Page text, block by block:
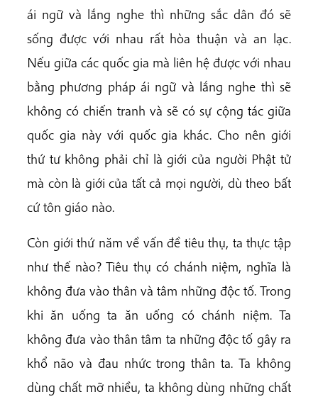
ái ngữ và lắng nghe thì những sắc dân đó sẽ
sống được với nhau rất hòa thuận và an lạc.
Nếu giữa các quốc gia mà liên hệ được với nhau
bằng phương pháp ái ngữ và lắng nghe thì sẽ
không có chiến tranh và sẽ có sự cộng tác giữa
quốc gia này với quốc gia khác. Cho nên giới
thứ tư không phải chỉ là giới của người Phật tử
mà còn là giới của tất cả mọi người, dù theo bất
cứ tôn giáo nào.
Còn giới thứ năm về vấn đề tiêu thụ, ta thực tập
như thế nào? Tiêu thụ có chánh niệm, nghĩa là
không đưa vào thân và tâm những độc tố. Trong
khi ăn uống ta ăn uống có chánh niệm. Ta
không đưa vào thân tâm ta những độc tố gây ra
khổ não và đau nhức trong thân ta. Ta không
dùng chất mỡ nhiều, ta không dùng những chất